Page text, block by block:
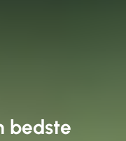
bedste